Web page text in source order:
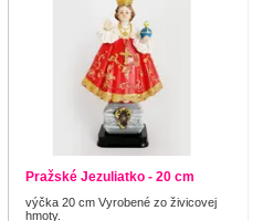
Pražské Jezuliatko - 20 cm
výčka 20 cm Vyrobené zo živicovej
hmoty.